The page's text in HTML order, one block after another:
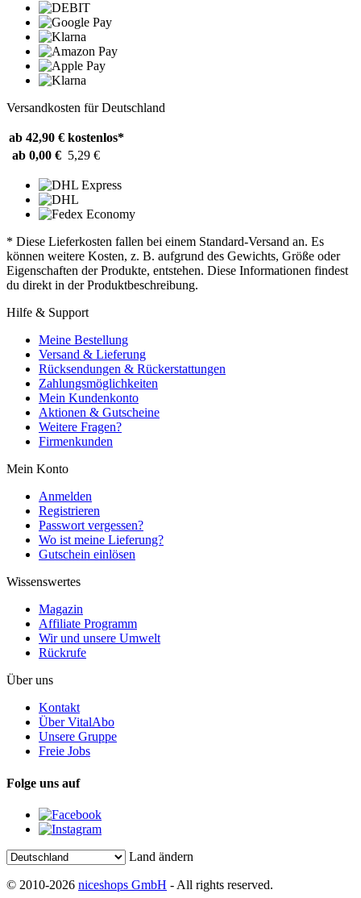
Versandkosten für Deutschland
ab 42,90 € kostenlos*
ab 0,00 € 5,29 €
* Diese Lieferkosten fallen bei einem Standard-Versand an. Es
können weitere Kosten, z. B. aufgrund des Gewichts, Größe oder
Eigenschaften der Produkte, entstehen. Diese Informationen findest
du direkt in der Produktbeschreibung.
Hilfe & Support
Meine Bestellung
Versand & Lieferung
Rücksendungen & Rückerstattungen
Zahlungsmöglichkeiten
Mein Kundenkonto
Aktionen & Gutscheine
Weitere Fragen?
Firmenkunden
Mein Konto
Anmelden
Registrieren
Passwort vergessen?
Wo ist meine Lieferung?
Gutschein einlösen
Wissenswertes
Magazin
Affiliate Programm
Wir und unsere Umwelt
Rückrufe
Über uns
Kontakt
Über VitalAbo
Unsere Gruppe
Freie Jobs
Folge uns auf
Land ändern
© 2010-2026 niceshops GmbH - All rights reserved.